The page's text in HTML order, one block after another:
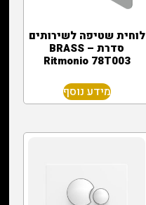
לוחית שטיפה לשירותים
סדרת BRASS –
Ritmonio 78T003
מידע נוסף